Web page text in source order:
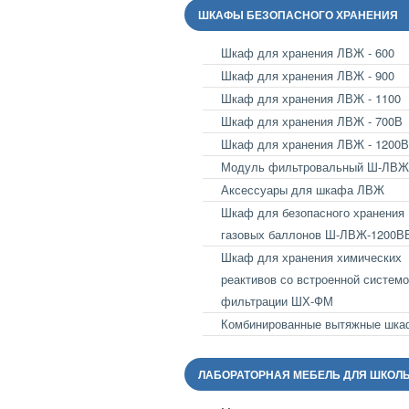
ШКАФЫ БЕЗОПАСНОГО ХРАНЕНИЯ
Шкаф для хранения ЛВЖ - 600
Шкаф для хранения ЛВЖ - 900
Шкаф для хранения ЛВЖ - 1100
Шкаф для хранения ЛВЖ - 700В
Шкаф для хранения ЛВЖ - 1200В
Модуль фильтровальный Ш-ЛВЖ
Аксессуары для шкафа ЛВЖ
Шкаф для безопасного хранения
газовых баллонов Ш-ЛВЖ-
Шкаф для хранения химических
реактивов со встроенной
фильтрации ШХ-ФМ
Комбинированные вытяжные
ЛАБОРАТОРНАЯ МЕБЕЛЬ ДЛЯ